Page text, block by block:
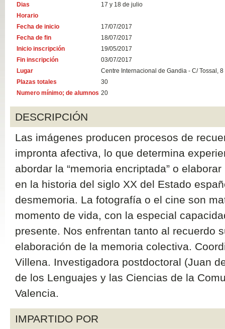
Dias
17 y 18 de julio
Horario
Fecha de inicio
17/07/2017
Fecha de fin
18/07/2017
Inicio inscripción
19/05/2017
Fin inscripción
03/07/2017
Lugar
Centre Internacional de Gandia - C/ Tossal,
Plazas totales
30
Numero mínimo; de alumnos 20
DESCRIPCIÓN
Las imágenes producen procesos de
impronta afectiva, lo que determina
abordar la “memoria encriptada” o
en la historia del siglo XX del Estado
desmemoria. La fotografía o el cine son
momento de vida, con la especial
presente. Nos enfrentan tanto al recuerdo
elaboración de la memoria colectiva.
Villena. Investigadora postdoctoral (Juan
de los Lenguajes y las Ciencias de la
Valencia.
IMPARTIDO POR